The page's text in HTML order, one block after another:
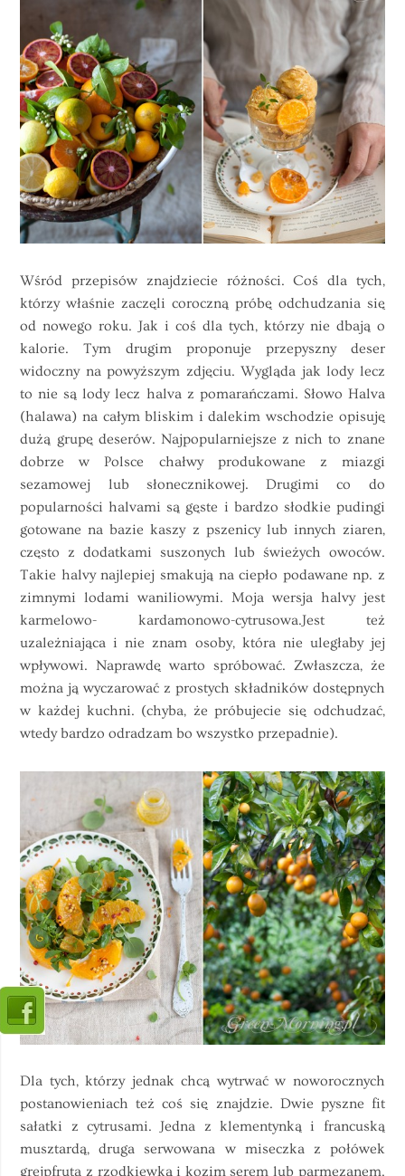
Wśród przepisów znajdziecie różności. Coś dla tych,
którzy właśnie zaczęli coroczną próbę odchudzania się
od nowego roku. Jak i coś dla tych, którzy nie dbają o
kalorie. Tym drugim proponuje przepyszny deser
widoczny na powyższym zdjęciu. Wygląda jak lody lecz
to nie są lody lecz halva z pomarańczami. Słowo Halva
(halawa) na całym bliskim i dalekim wschodzie opisuję
dużą grupę deserów. Najpopularniejsze z nich to znane
dobrze w Polsce chałwy produkowane z miazgi
sezamowej lub słonecznikowej. Drugimi co do
popularności halvami są gęste i bardzo słodkie pudingi
gotowane na bazie kaszy z pszenicy lub innych ziaren,
często z dodatkami suszonych lub świeżych owoców.
Takie halvy najlepiej smakują na ciepło podawane np. z
zimnymi lodami waniliowymi. Moja wersja halvy jest
karmelowo- kardamonowo-cytrusowa.Jest też
uzależniająca i nie znam osoby, która nie uległaby jej
wpływowi. Naprawdę warto spróbować. Zwłaszcza, że
można ją wyczarować z prostych składników dostępnych
w każdej kuchni. (chyba, że próbujecie się odchudzać,
wtedy bardzo odradzam bo wszystko przepadnie).
Dla tych, którzy jednak chcą wytrwać w noworocznych
postanowieniach też coś się znajdzie. Dwie pyszne fit
sałatki z cytrusami. Jedna z klementynką i francuską
musztardą, druga serwowana w miseczka z połówek
grejpfruta z rzodkiewką i kozim serem lub parmezanem.